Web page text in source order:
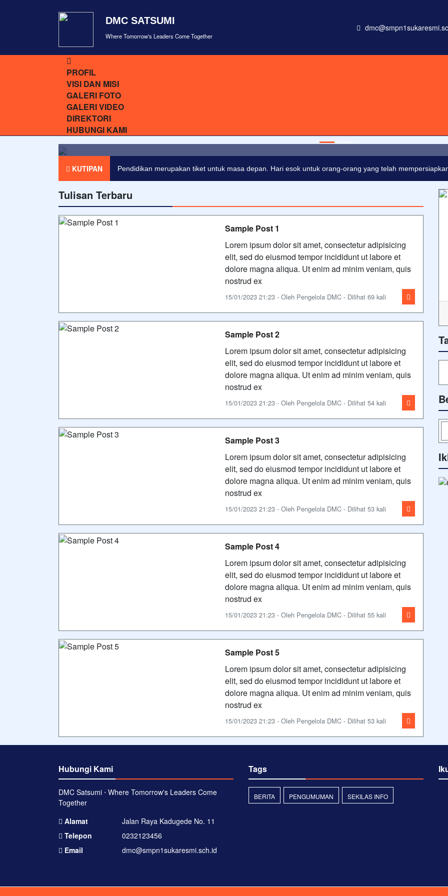
DMC SATSUMI
Where Tomorrow's Leaders Come Together
PROFIL
VISI DAN MISI
GALERI FOTO
GALERI VIDEO
DIREKTORI
HUBUNGI KAMILorem ipsum dolor sit amet, consectetur adipisicing elit, sed do eiusmod tempor incididunt
KUTIPAN Pendidikan merupakan tiket untuk masa depan. Hari esok untuk orang-orang yang telah
Tulisan Terbaru
Sample Post 1
Lorem ipsum dolor sit amet, consectetur adipisicing
elit, sed do eiusmod tempor incididunt ut labore et
dolore magna aliqua. Ut enim ad minim veniam, quis
nostrud ex
15/01/2023 21:23 - Oleh Pengelola DMC - Dilihat 69 kali
Sample Post 2
Lorem ipsum dolor sit amet, consectetur adipisicing
elit, sed do eiusmod tempor incididunt ut labore et
dolore magna aliqua. Ut enim ad minim veniam, quis
nostrud ex
15/01/2023 21:23 - Oleh Pengelola DMC - Dilihat 54 kali
Sample Post 3
Lorem ipsum dolor sit amet, consectetur adipisicing
elit, sed do eiusmod tempor incididunt ut labore et
dolore magna aliqua. Ut enim ad minim veniam, quis
nostrud ex
15/01/2023 21:23 - Oleh Pengelola DMC - Dilihat 53 kali
Sample Post 4
Lorem ipsum dolor sit amet, consectetur adipisicing
elit, sed do eiusmod tempor incididunt ut labore et
dolore magna aliqua. Ut enim ad minim veniam, quis
nostrud ex
15/01/2023 21:23 - Oleh Pengelola DMC - Dilihat 55 kali
Sample Post 5
Lorem ipsum dolor sit amet, consectetur adipisicing
elit, sed do eiusmod tempor incididunt ut labore et
dolore magna aliqua. Ut enim ad minim veniam, quis
nostrud ex
15/01/2023 21:23 - Oleh Pengelola DMC - Dilihat 53 kali
Hubungi Kami
DMC Satsumi ⋅ Where Tomorrow's Leaders Come
Together
Alamat
Jalan Raya Kadugede No. 11
Telepon
0232123456
Email
dmc@smpn1sukaresmi.sch.id
Tags
BERITA PENGUMUMAN SEKILAS INFO